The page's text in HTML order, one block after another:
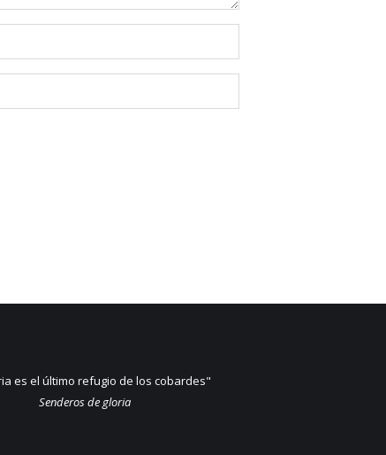
es el último refugio de los cobardes"
Senderos de gloria